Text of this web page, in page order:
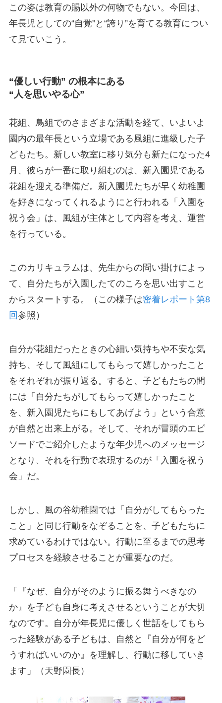
この姿は教育の賜以外の何物でもない。今回は、
年長児としての“自覚”と“誇り”を育てる教育につい
て見ていこう。
“優しい行動” の根本にある
“人を思いやる心”
花組、鳥組でのさまざまな活動を経て、いよいよ
園内の最年長という立場である風組に進級した子
どもたち。新しい教室に移り気分も新たになった4
月、彼らが一番に取り組むのは、新入園児である
花組を迎える準備だ。新入園児たちが早く幼稚園
を好きになってくれるようにと行われる「入園を
祝う会」は、風組が主体として内容を考え、運営
を行っている。
このカリキュラムは、先生からの問い掛けによっ
て、自分たちが入園したてのころを思い出すこと
からスタートする。（この様子は密着レポート第8
回参照）
自分が花組だったときの心細い気持ちや不安な気
持ち、そして風組にしてもらって嬉しかったこと
をそれぞれが振り返る。すると、子どもたちの間
には「自分たちがしてもらって嬉しかったこと
を、新入園児たちにもしてあげよう」という合意
が自然と出来上がる。そして、それが冒頭のエピ
ソードでご紹介したような年少児へのメッセージ
となり、それを行動で表現するのが「入園を祝う
会」だ。
しかし、風の谷幼稚園では「自分がしてもらった
こと」と同じ行動をなぞることを、子どもたちに
求めているわけではない。行動に至るまでの思考
プロセスを経験させることが重要なのだ。
「『なぜ、自分がそのように振る舞うべきなの
か』を子ども自身に考えさせるということが大切
なのです。自分が年長児に優しく世話をしてもら
った経験がある子どもは、自然と『自分が何をど
うすればいいのか』を理解し、行動に移していき
ます」（天野園長）